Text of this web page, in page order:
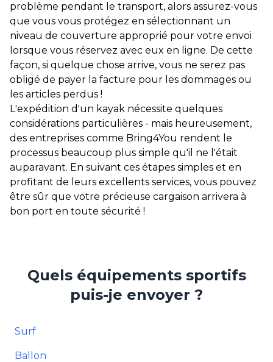
problème pendant le transport, alors assurez-vous
que vous vous protégez en sélectionnant un
niveau de couverture approprié pour votre envoi
lorsque vous réservez avec eux en ligne. De cette
façon, si quelque chose arrive, vous ne serez pas
obligé de payer la facture pour les dommages ou
les articles perdus !
L'expédition d'un kayak nécessite quelques
considérations particulières - mais heureusement,
des entreprises comme Bring4You rendent le
processus beaucoup plus simple qu'il ne l'était
auparavant. En suivant ces étapes simples et en
profitant de leurs excellents services, vous pouvez
être sûr que votre précieuse cargaison arrivera à
bon port en toute sécurité !
Quels équipements sportifs
puis-je envoyer ?
Surf
Ballon